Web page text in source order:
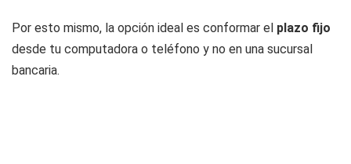
Por esto mismo, la opción ideal es conformar el plazo fijo
desde tu computadora o teléfono y no en una sucursal
bancaria.